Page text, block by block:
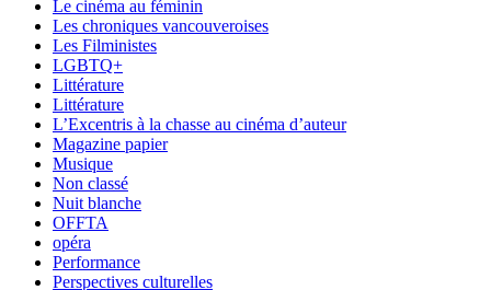
Le cinéma au féminin
Les chroniques vancouveroises
Les Filministes
LGBTQ+
Littérature
Littérature
L’Excentris à la chasse au cinéma d’auteur
Magazine papier
Musique
Non classé
Nuit blanche
OFFTA
opéra
Performance
Perspectives culturelles